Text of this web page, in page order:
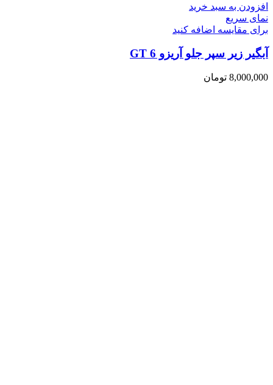
افزودن به سبد خرید
نمای سریع
برای مقایسه اضافه کنید
آبگیر زیر سپر جلو آریزو 6 GT
8,000,000 تومان